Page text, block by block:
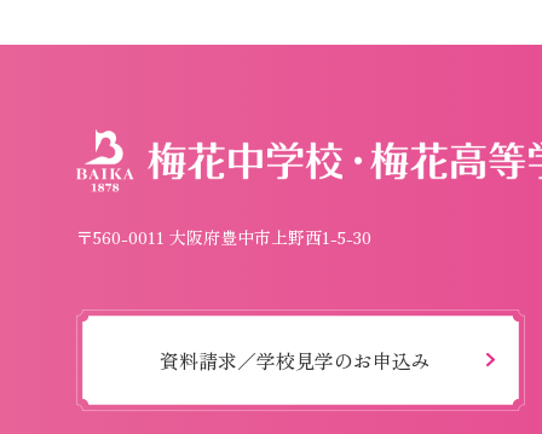
〒560-0011 大阪府豊中市上野西1-5-30
資料請求／学校見学のお申込み